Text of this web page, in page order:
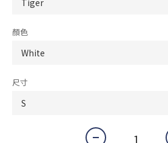
顏色
尺寸